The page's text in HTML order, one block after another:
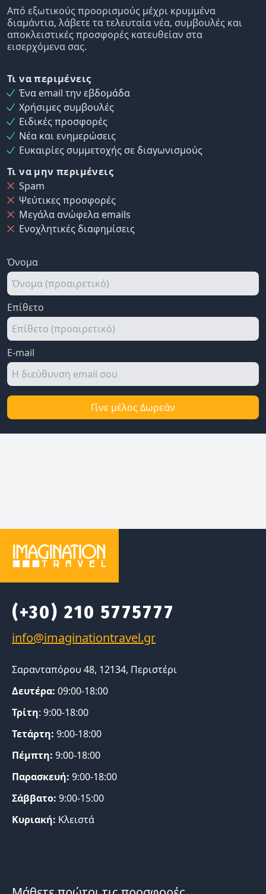
Από εξωτικούς προορισμούς μέχρι κρυμμένα
διαμάντια, λάβετε τα τελευταία νέα, συμβουλές και
αποκλειστικές προσφορές κατευθείαν στα
εισερχόμενα σας.
Τι να περιμένεις
Ένα email την εβδομάδα
Χρήσιμες συμβουλές
Ειδικές προσφορές
Νέα και ενημερώσεις
Ευκαιρίες συμμετοχής σε διαγωνισμούς
Τι να μην περιμένεις
Spam
Ψεύτικες προσφορές
Μεγάλα ανώφελα emails
Ενοχλητικές διαφημίσεις
Όνομα
Επίθετο
E-mail
Γίνε μέλος Δωρεάν
(+30) 210 5775777
Σαρανταπόρου 48, 12134, Περιστέρι
Δευτέρα: 09:00-18:00
Τρίτη: 9:00-18:00
Τετάρτη: 9:00-18:00
Πέμπτη: 9:00-18:00
Παρασκευή: 9:00-18:00
Σάββατο: 9:00-15:00
Κυριακή: Κλειστά